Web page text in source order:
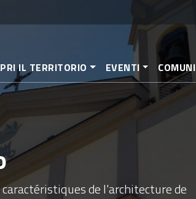
au
IL TERRITORIO EVENTI COMUNI
de l'architecture de